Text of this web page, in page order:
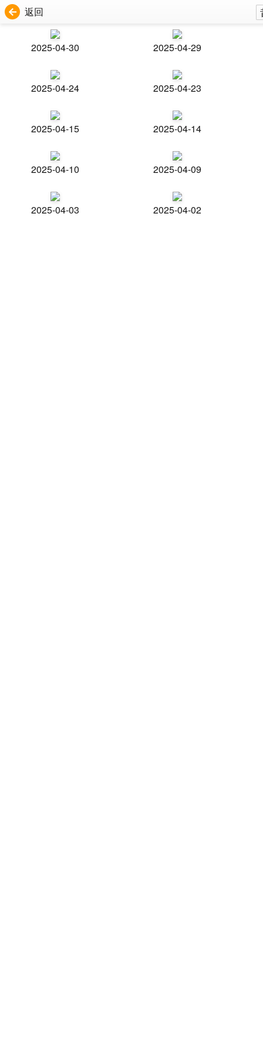
返回
2025-04-30 2025-04-29
2025-04-24 2025-04-23
2025-04-15 2025-04-14
2025-04-10 2025-04-09
2025-04-03 2025-04-02